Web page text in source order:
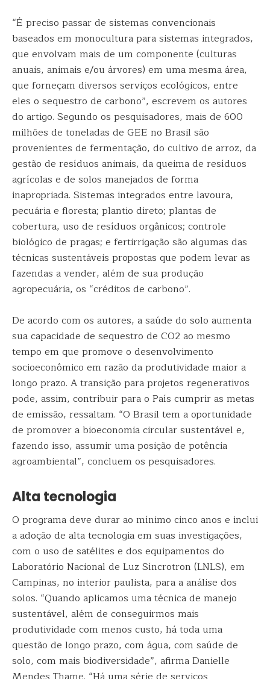
“É preciso passar de sistemas convencionais
baseados em monocultura para sistemas integrados,
que envolvam mais de um componente (culturas
anuais, animais e/ou árvores) em uma mesma área,
que forneçam diversos serviços ecológicos, entre
eles o sequestro de carbono”, escrevem os autores
do artigo. Segundo os pesquisadores, mais de 600
milhões de toneladas de GEE no Brasil são
provenientes de fermentação, do cultivo de arroz, da
gestão de resíduos animais, da queima de resíduos
agrícolas e de solos manejados de forma
inapropriada. Sistemas integrados entre lavoura,
pecuária e floresta; plantio direto; plantas de
cobertura, uso de resíduos orgânicos; controle
biológico de pragas; e fertirrigação são algumas das
técnicas sustentáveis propostas que podem levar as
fazendas a vender, além de sua produção
agropecuária, os “créditos de carbono”.
De acordo com os autores, a saúde do solo aumenta
sua capacidade de sequestro de CO2 ao mesmo
tempo em que promove o desenvolvimento
socioeconômico em razão da produtividade maior a
longo prazo. A transição para projetos regenerativos
pode, assim, contribuir para o País cumprir as metas
de emissão, ressaltam. “O Brasil tem a oportunidade
de promover a bioeconomia circular sustentável e,
fazendo isso, assumir uma posição de potência
agroambiental”, concluem os pesquisadores.
Alta tecnologia
O programa deve durar ao mínimo cinco anos e inclui
a adoção de alta tecnologia em suas investigações,
com o uso de satélites e dos equipamentos do
Laboratório Nacional de Luz Síncrotron (LNLS), em
Campinas, no interior paulista, para a análise dos
solos. “Quando aplicamos uma técnica de manejo
sustentável, além de conseguirmos mais
produtividade com menos custo, há toda uma
questão de longo prazo, com água, com saúde de
solo, com mais biodiversidade”, afirma Danielle